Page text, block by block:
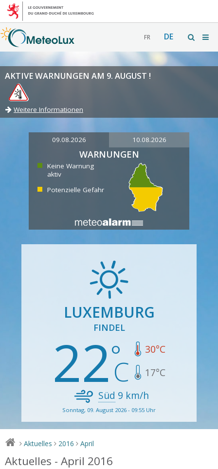
FR DE
AKTIVE WARNUNGEN AM 9. AUGUST !
Weitere Informationen
09.08.2026 10.08.2026
WARNUNGEN
Keine Warnung
aktiv
Potenzielle Gefahr
LUXEMBURG
FINDEL
22 30°C
17°C
Süd 9 km/h
Sonntag, 09. August 2026 - 09:55 Uhr
> Aktuelles > 2016 > April
Aktuelles - April 2016